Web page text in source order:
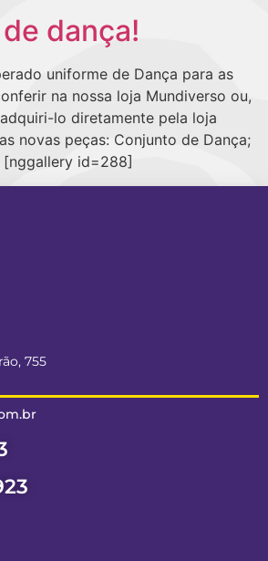
dança!
uniforme de Dança para as
na nossa loja Mundiverso ou,
lo diretamente pela loja
novas peças: Conjunto de Dança;
id=288]
755